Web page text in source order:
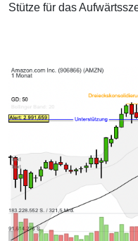
Stütze für das